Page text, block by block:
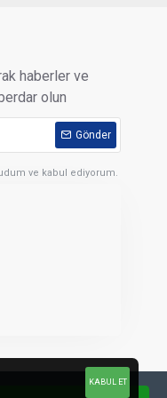
haberler ve
olun
Gönder
ve kabul ediyorum.
KABUL ET